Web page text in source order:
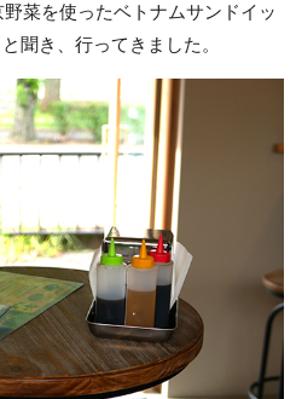
野菜を使ったベトナムサンドイッ
聞き、行ってきました。